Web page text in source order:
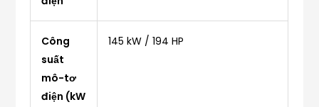
Công
suất
mô-tơ
điện (kW
145 kW / 194 HP